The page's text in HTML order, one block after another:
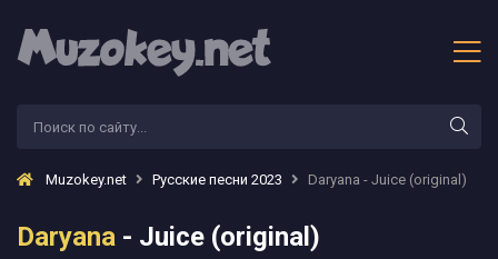
Muzokey.net Русские песни 2023 Daryana - Juice (original)
Daryana - Juice (original)